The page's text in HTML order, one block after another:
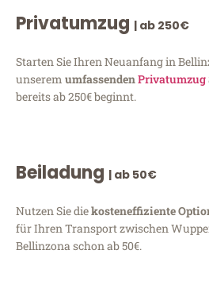
Privatumzug | ab 250€
Starten Sie Ihren Neuanfang in
unserem umfassendenPrivatumzug
bereits ab 250€ beginnt.
Beiladung | ab 50€
Nutzen Sie diekosteneffiziente
für Ihren Transport zwischen
Bellinzona schon ab 50€.